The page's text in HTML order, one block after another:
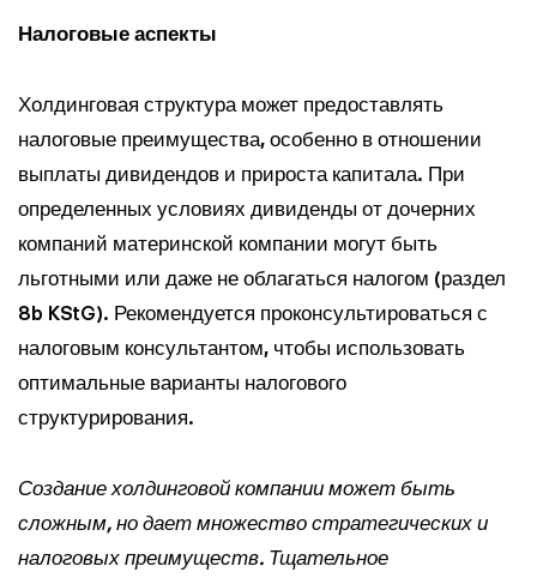
Налоговые аспекты
Холдинговая структура может предоставлять
налоговые преимущества, особенно в отношении
выплаты дивидендов и прироста капитала. При
определенных условиях дивиденды от дочерних
компаний материнской компании могут быть
льготными или даже не облагаться налогом (раздел
8b KStG). Рекомендуется проконсультироваться с
налоговым консультантом, чтобы использовать
оптимальные варианты налогового
структурирования.
Создание холдинговой компании может быть
сложным, но дает множество стратегических и
налоговых преимуществ. Тщательное